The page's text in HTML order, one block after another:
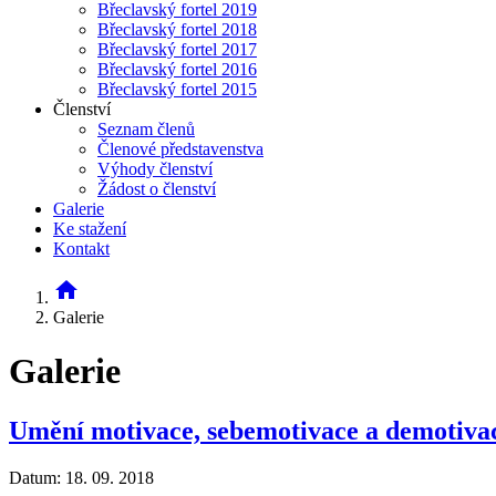
Břeclavský fortel 2019
Břeclavský fortel 2018
Břeclavský fortel 2017
Břeclavský fortel 2016
Břeclavský fortel 2015
Členství
Seznam členů
Členové představenstva
Výhody členství
Žádost o členství
Galerie
Ke stažení
Kontakt
home
Galerie
Galerie
Umění motivace, sebemotivace a
Datum: 18. 09. 2018